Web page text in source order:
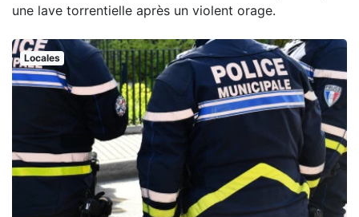
une lave torrentielle après un violent orage.
Locales